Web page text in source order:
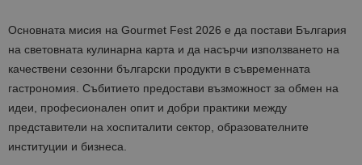
Основната мисия на Gourmet Fest 2026 е да постави България
на световната кулинарна карта и да насърчи използването на
качествени сезонни български продукти в съвременната
гастрономия. Събитието предостави възможност за обмен на
идеи, професионален опит и добри практики между
представители на хоспиталити сектор, образователните
институции и бизнеса.